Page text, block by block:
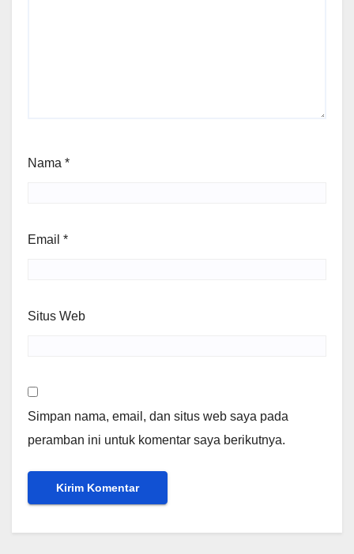
Nama *
Email *
Situs Web
Simpan nama, email, dan situs web saya pada
peramban ini untuk komentar saya berikutnya.